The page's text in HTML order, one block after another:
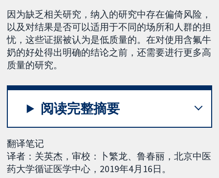
因为缺乏相关研究，纳入的研究中存在偏倚风险，
以及对结果是否可以适用于不同的场所和人群的担
忧，这些证据被认为是低质量的。在对使用含氟牛
奶的好处得出明确的结论之前，还需要进行更多高
质量的研究。
阅读完整摘要
翻译笔记
译者：关英杰，审校：卜繁龙、鲁春丽，北京中医
药大学循证医学中心，2019年4月16日。